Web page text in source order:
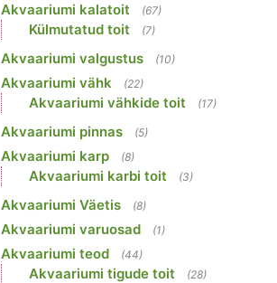
Akvaariumi kalatoit (67)
Külmutatud toit (7)
Akvaariumi valgustus (10)
Akvaariumi vähk (22)
Akvaariumi vähkide toit (17)
Akvaariumi pinnas (5)
Akvaariumi karp (8)
Akvaariumi karbi toit (3)
Akvaariumi Väetis (8)
Akvaariumi varuosad (1)
Akvaariumi teod (44)
Akvaariumi tigude toit (28)